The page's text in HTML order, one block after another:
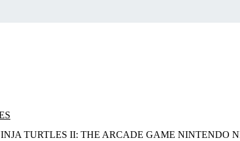
TURTLES II: THE ARCADE GAME NINTENDO